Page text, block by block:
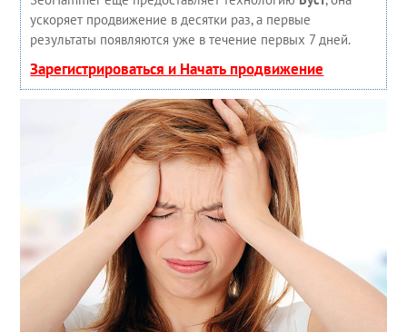
ускоряет продвижение в десятки раз, а первые
результаты появляются уже в течение первых 7 дней.
Зарегистрироваться и Начать продвижение